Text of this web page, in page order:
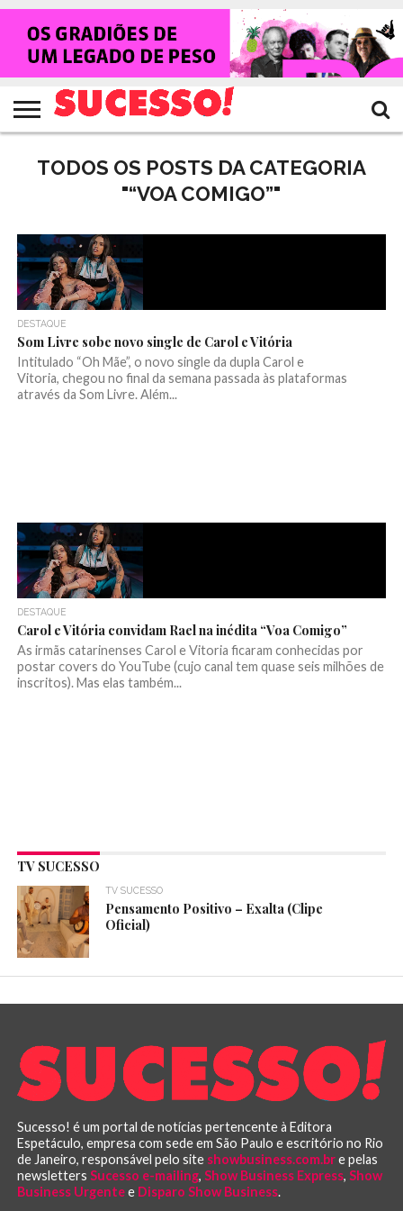
HOME
NOTÍCIAS
SHOWS
ENTREVISTAS
CLIQUES
RANKING
CROWLEY
TV
SUCESSO!
REVISTA
SUCESSO!
TODOS OS POSTS DA CATEGORIA
"“VOA COMIGO”"
DESTAQUE
Som Livre sobe novo single de Carol e Vitória
Intitulado “Oh Mãe”, o novo single da dupla Carol e
Vitoria, chegou no final da semana passada às plataformas
através da Som Livre. Além...
DESTAQUE
Carol e Vitória convidam Rael na inédita “Voa Comigo”
As irmãs catarinenses Carol e Vitoria ficaram conhecidas por
postar covers do YouTube (cujo canal tem quase seis milhões de
inscritos). Mas elas também...
TV SUCESSO
TV SUCESSO
Pensamento Positivo – Exalta (Clipe
Oficial)
Sucesso! é um portal de notícias pertencente à Editora
Espetáculo, empresa com sede em São Paulo e escritório no Rio
de Janeiro, responsável pelo site showbusiness.com.bre pelas
newsletters Sucesso e-mailing, Show Business Express, Show
Business Urgentee Disparo Show Business.